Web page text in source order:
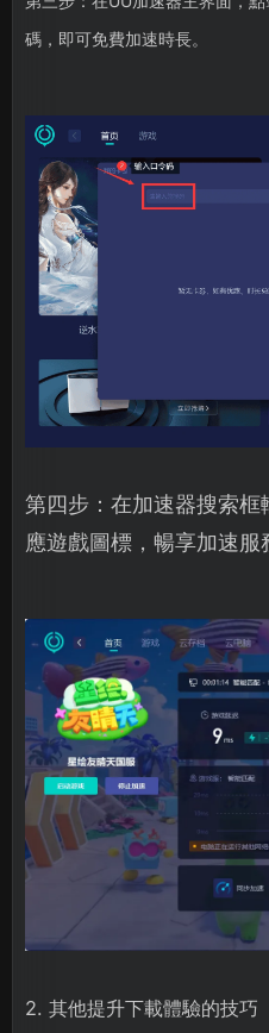
碼，即可免費加速時長。
第四步：在加速器搜索
應遊戲圖標，暢享加速服
2. 其他提升下載體驗的技巧